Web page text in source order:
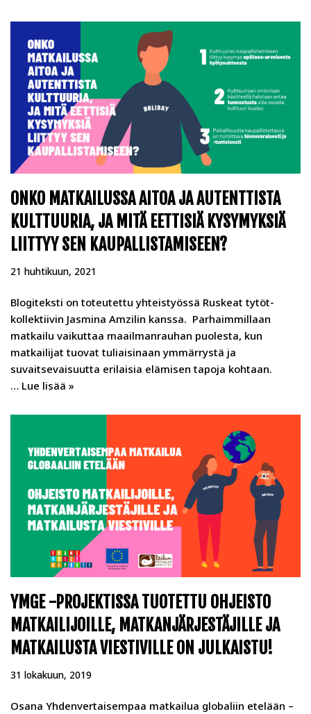
ONKO MATKAILUSSA AITOA JA AUTENTTISTA
KULTTUURIA, JA MITÄ EETTISIÄ KYSYMYKSIÄ
LIITTYY SEN KAUPALLISTAMISEEN?
21 huhtikuun, 2021
Blogiteksti on toteutettu yhteistyössä Ruskeat tytöt-
kollektiivin Jasmina Amzilin kanssa. Parhaimmillaan
matkailu vaikuttaa maailmanrauhan puolesta, kun
matkailijat tuovat tuliaisinaan ymmärrystä ja
suvaitsevaisuutta erilaisia elämisen tapoja kohtaan.
… Lue lisää »
YMGE -PROJEKTISSA TUOTETTU OHJEISTO
MATKAILIJOILLE, MATKANJÄRJESTÄJILLE JA
MATKAILUSTA VIESTIVILLE ON JULKAISTU!
31 lokakuun, 2019
Osana Yhdenvertaisempaa matkailua globaliin etelään –